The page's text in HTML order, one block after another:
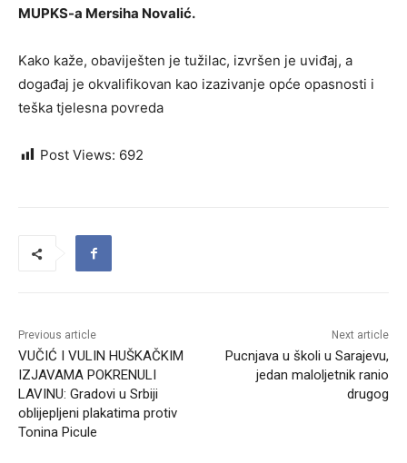
MUPKS-a Mersiha Novalić.
Kako kaže, obaviješten je tužilac, izvršen je uviđaj, a
događaj je okvalifikovan kao izazivanje opće opasnosti i
teška tjelesna povreda
Post Views: 692
Previous article
VUČIĆ I VULIN HUŠKAČKIM
IZJAVAMA POKRENULI
LAVINU: Gradovi u Srbiji
oblijepljeni plakatima protiv
Tonina Picule
Next article
Pucnjava u školi u Sarajevu,
jedan maloljetnik ranio
drugog